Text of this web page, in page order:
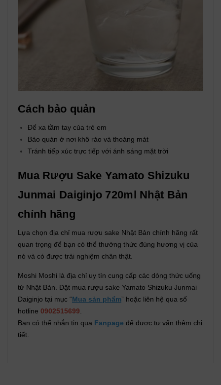
Cách bảo quản
Để xa tầm tay của trẻ em
Bảo quản ở nơi khô ráo và thoáng mát
Tránh tiếp xúc trực tiếp với ánh sáng mặt trời
Mua Rượu Sake Yamato Shizuku
Junmai Daiginjo 720ml Nhật Bản
chính hãng
Lựa chọn địa chỉ mua rượu sake Nhật Bản chính hãng rất
quan trọng để bạn có thể thưởng thức đúng hương vị của
nó và có được trải nghiệm chân thật.
Moshi Moshi là địa chỉ uy tín cung cấp các dòng thức uống
từ Nhật Bản. Đặt mua rượu sake Yamato Shizuku Junmai
Daiginjo tại mục “Mua sản phẩm” hoặc liên hệ qua số
hotline 0902515699
Bạn có thể nhắn tin qua Fanpage để được tư vấn thêm chi
tiết.